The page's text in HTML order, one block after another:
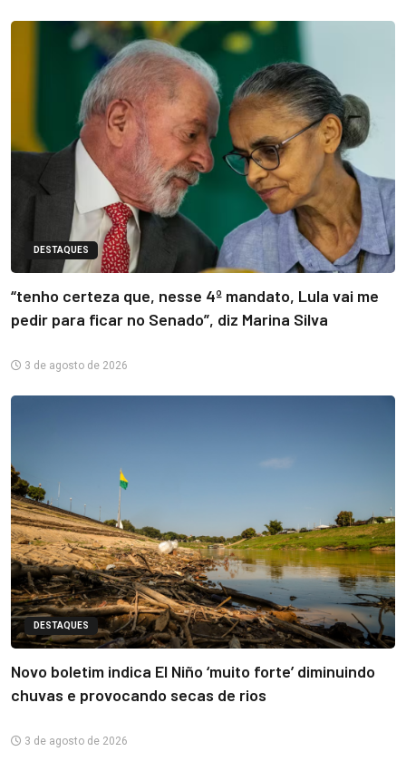
DESTAQUES
“tenho certeza que, nesse 4º mandato, Lula vai me
pedir para ficar no Senado”, diz Marina Silva
3 de agosto de 2026
DESTAQUES
Novo boletim indica El Niño ‘muito forte’ diminuindo
chuvas e provocando secas de rios
3 de agosto de 2026